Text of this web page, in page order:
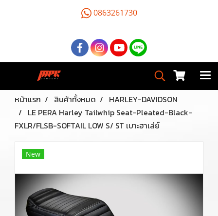
0863261730
หน้าแรก สินค้าทั้งหมด
HARLEY-DAVIDSON
LE PERA Harley Tailwhip Seat-Pleated-Black-
FXLR/FLSB-SOFTAIL LOW S/ ST เบาะฮาเล่ย์
New